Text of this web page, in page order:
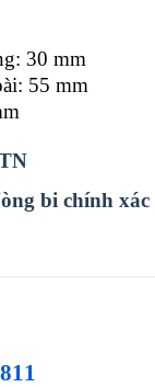
30 mm
55 mm
bi chính xác